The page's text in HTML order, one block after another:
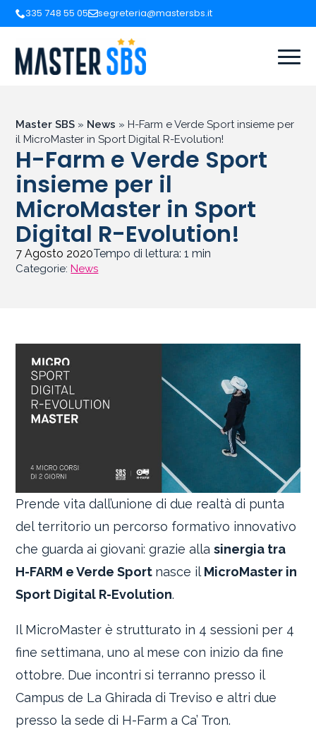
335 748 55 05 segreteria@mastersbs.it
Master SBS » News » H-Farm e Verde Sport insieme per
il MicroMaster in Sport Digital R-Evolution!
H-Farm e Verde Sport
insieme per il
MicroMaster in Sport
Digital R-Evolution!
7 Agosto 2020Tempo di lettura:1 min
Categorie:News
Prende vita dall’unione di due realtà di punta
del territorio un percorso formativo innovativo
che guarda ai giovani: grazie allasinergia tra
H-FARM e Verde Sport nasce il MicroMaster in
Sport Digital R-Evolution.
Il MicroMaster è strutturato in 4 sessioni per 4
fine settimana, uno al mese con inizio da fine
ottobre. Due incontri si terranno presso il
Campus de La Ghirada di Treviso e altri due
presso la sede di H-Farm a Ca’ Tron.